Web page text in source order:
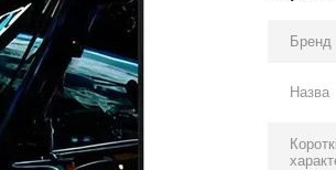
Бренд
Назва
Короткі